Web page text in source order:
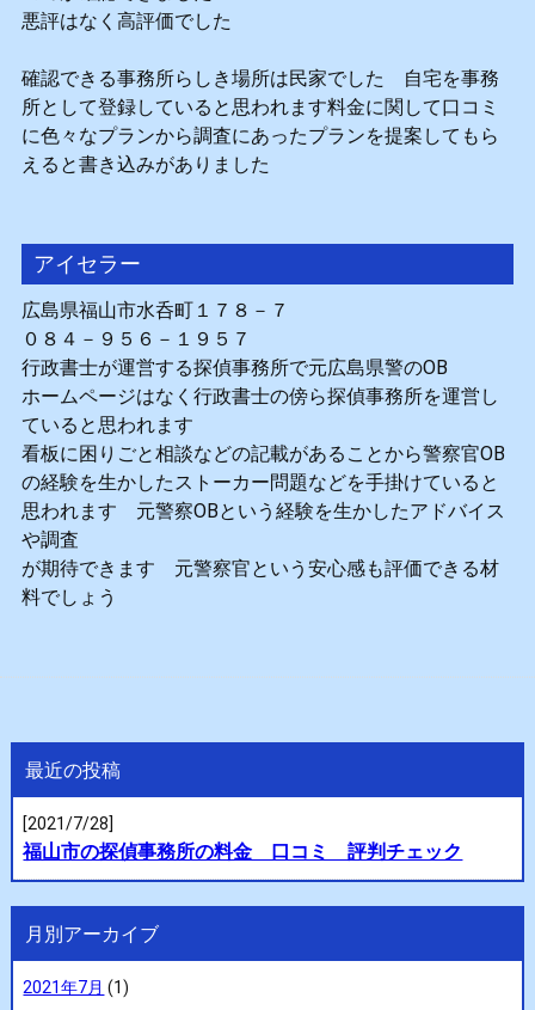
悪評はなく高評価でした
確認できる事務所らしき場所は民家でした 自宅を事務
所として登録していると思われます料金に関して口コミ
に色々なプランから調査にあったプランを提案してもら
えると書き込みがありました
アイセラー
広島県福山市水呑町１７８－７
０８４－９５６－１９５７
行政書士が運営する探偵事務所で元広島県警のOB
ホームページはなく行政書士の傍ら探偵事務所を運営し
ていると思われます
看板に困りごと相談などの記載があることから警察官OB
の経験を生かしたストーカー問題などを手掛けていると
思われます 元警察OBという経験を生かしたアドバイス
や調査
が期待できます 元警察官という安心感も評価できる材
料でしょう
最近の投稿
[2021/7/28]
福山市の探偵事務所の料金 口コミ 評判チェック
月別アーカイブ
2021年7月 (1)